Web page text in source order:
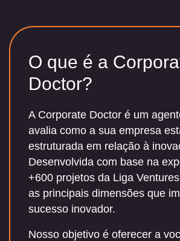
O que é a
Doctor?
A Corporate Doctor é um
avalia como a sua empresa
estruturada em relação à
Desenvolvida com base na
+600 projetos da Liga
as principais dimensões que
sucesso inovador.
Nosso objetivo é oferecer a